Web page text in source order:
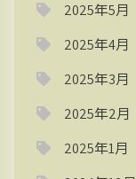
2025年5月
2025年4月
2025年3月
2025年2月
2025年1月